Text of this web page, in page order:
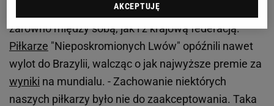
katastrofie Kamerunu, którego piłkarze kłócą się
zarówno między sobą, jak i z krajową federacją.
Piłkarze "Nieposkromionych Lwów" opóźnili nawet
wylot do Brazylii, walcząc o jak najwyższe premie za
wyniki na mundialu. - Zachowanie niektórych
naszych piłkarzy było nie do zaakceptowania. Taka
AKCEPTUJĘ